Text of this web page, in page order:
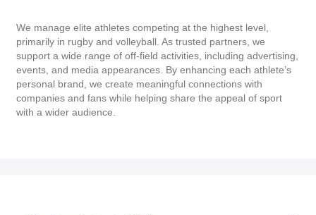
We manage elite athletes competing at the highest level,
primarily in rugby and volleyball. As trusted partners, we
support a wide range of off-field activities, including advertising,
events, and media appearances. By enhancing each athlete’s
personal brand, we create meaningful connections with
companies and fans while helping share the appeal of sport
with a wider audience.